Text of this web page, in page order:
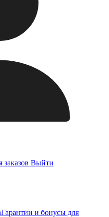
заказов Выйти
Гарантии и бонусы для